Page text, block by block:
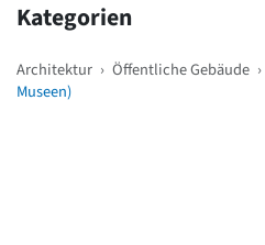
Kategorien
Architektur › Öffentliche Gebäude ›
Museen)